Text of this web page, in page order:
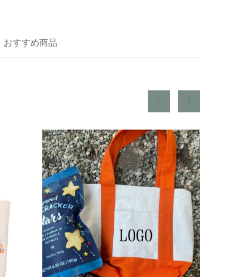
おすすめ商品